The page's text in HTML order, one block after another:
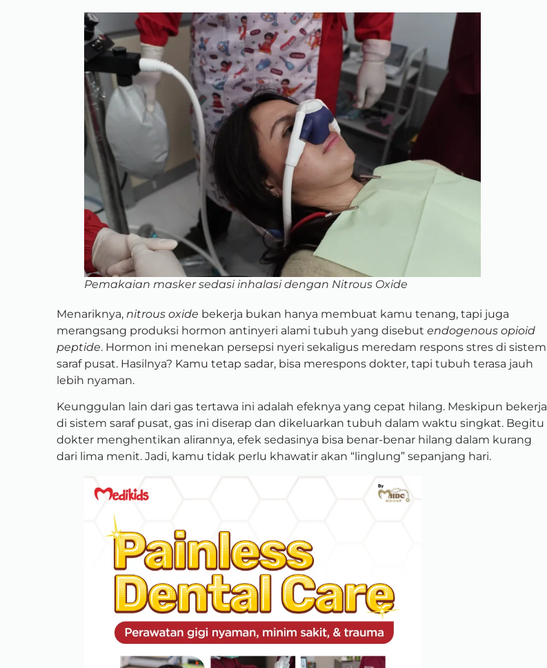
Pemakaian masker sedasi inhalasi dengan Nitrous Oxide
Menariknya, nitrous oxide bekerja bukan hanya membuat kamu tenang, tapi juga
merangsang produksi hormon antinyeri alami tubuh yang disebut endogenous opioid
peptide. Hormon ini menekan persepsi nyeri sekaligus meredam respons stres di sistem
saraf pusat. Hasilnya? Kamu tetap sadar, bisa merespons dokter, tapi tubuh terasa jauh
lebih nyaman.
Keunggulan lain dari gas tertawa ini adalah efeknya yang cepat hilang. Meskipun bekerja
di sistem saraf pusat, gas ini diserap dan dikeluarkan tubuh dalam waktu singkat. Begitu
dokter menghentikan alirannya, efek sedasinya bisa benar-benar hilang dalam kurang
dari lima menit. Jadi, kamu tidak perlu khawatir akan “linglung” sepanjang hari.